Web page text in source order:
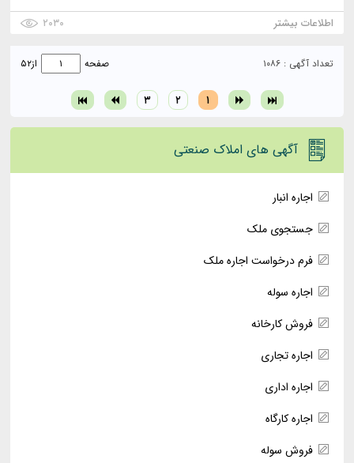
اطلاعات بیشتر
۲۰۳۰
تعداد آگهی : ۱۰۸۶
۱ ۲ ۳
صفحه از۵۲
آگهی های املاک صنعتی
اجاره انبار
جستجوی ملک
فرم درخواست اجاره ملک
اجاره سوله
فروش کارخانه
اجاره تجاری
اجاره اداری
اجاره کارگاه
فروش سوله